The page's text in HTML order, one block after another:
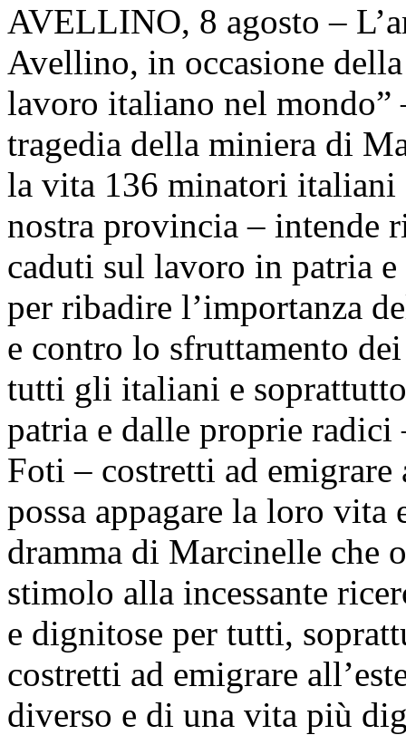
AVELLINO, 8 agosto –
Avellino, in occasione
lavoro italiano nel
tragedia della miniera di
la vita 136 minatori
nostra provincia – intende
caduti sul lavoro in patria e
per ribadire l’importanza
e contro lo sfruttamento
tutti gli italiani e
patria e dalle proprie
Foti – costretti ad
possa appagare la loro
dramma di Marcinelle che
stimolo alla incessante
e dignitose per tutti,
costretti ad emigrare
diverso e di una vita più